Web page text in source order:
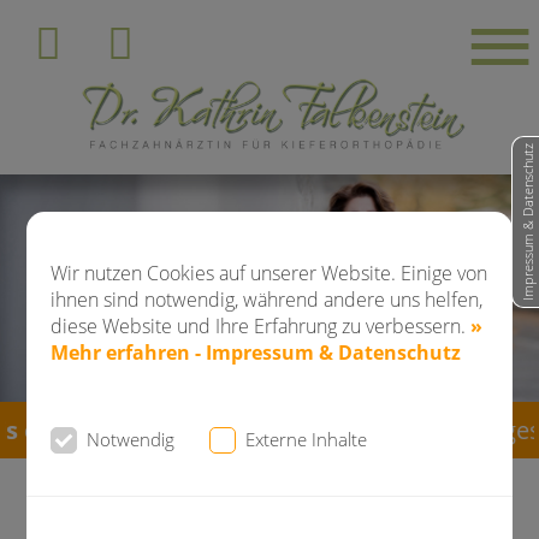
Wir nutzen Cookies auf unserer Website. Einige von
ihnen sind notwendig, während andere uns helfen,
diese Website und Ihre Erfahrung zu verbessern. »
Mehr erfahren - Impressum & Datenschutz
Notwendig Externe Inhalte
Impressum & Datenschutz
28.08.2026 bleibt die Praxis